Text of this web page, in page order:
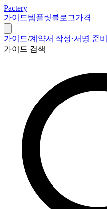
Pactery
가이드템플릿블로그가격
가이드/계약서 작성·서명 준비
가이드 검색